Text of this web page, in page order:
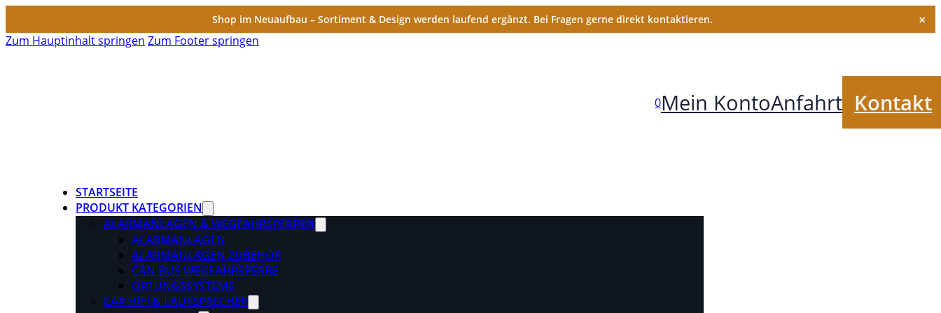
Shop im Neuaufbau – Sortiment & Design werden laufend ergänzt. Bei Fragen gerne direkt kontaktieren. ×
Zum Hauptinhalt springen Zum Footer springen
0Mein KontoAnfahrt Kontakt
STARTSEITE
PRODUKT KATEGORIEN
ALARMANLAGEN & WEGFAHRSPERREN
ALARMANLAGEN
ALARMANLAGEN ZUBEHÖR
CAN BUS WEGFAHRSPERRE
ORTUNGSSYSTEME
CAR HIFI & LAUTSPRECHER